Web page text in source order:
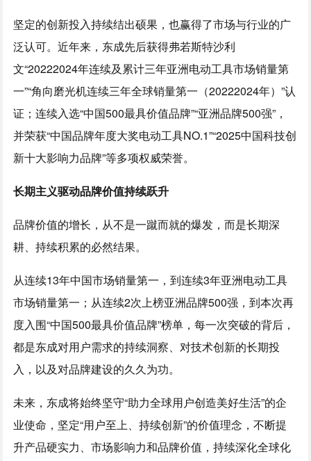
坚定的创新投入持续结出硕果，也赢得了市场与行业的广
泛认可。近年来，东成先后获得弗若斯特沙利
文“20222024年连续及累计三年亚洲电动工具市场销量第
一”“角向磨光机连续三年全球销量第一（20222024年）”认
证；连续入选“中国500最具价值品牌”“亚洲品牌500强”，
并荣获“中国品牌年度大奖电动工具NO.1”“2025中国科技创
新十大影响力品牌”等多项权威荣誉。
长期主义驱动品牌价值持续跃升
品牌价值的增长，从不是一蹴而就的爆发，而是长期深
耕、持续积累的必然结果。
从连续13年中国市场销量第一，到连续3年亚洲电动工具
市场销量第一；从连续2次上榜亚洲品牌500强，到本次再
度入围“中国500最具价值品牌”榜单，每一次突破的背后，
都是东成对用户需求的持续洞察、对技术创新的长期投
入，以及对品牌建设的久久为功。
未来，东成将始终坚守“助力全球用户创造美好生活”的企
业使命，坚定“用户至上、持续创新”的价值理念，不断提
升产品硬实力、市场影响力和品牌价值，持续深化全球化